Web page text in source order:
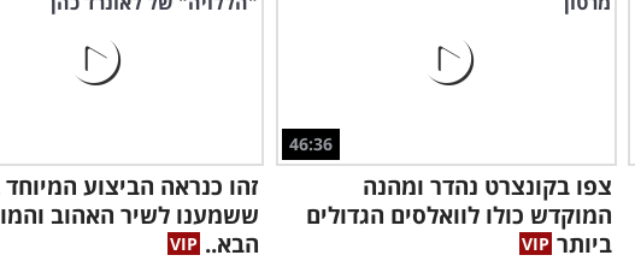
46:36
צפו בקונצרט נהדר ומהנה
המוקדש כולו לוואלסים הגדולים
ביותר
זהו כנראה הביצוע המיוחד
ששמענו לשיר האהוב
הבא..